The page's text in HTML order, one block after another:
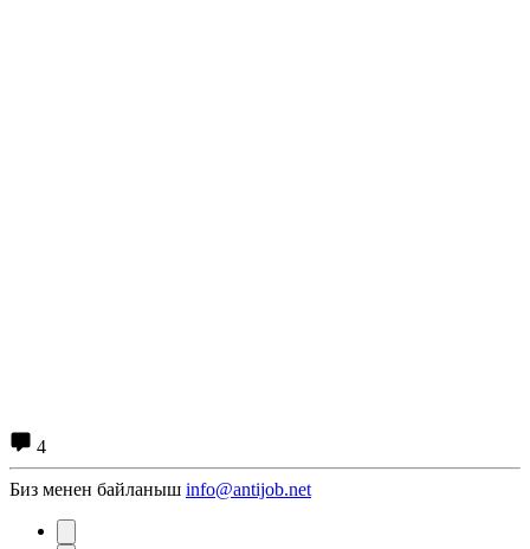
4
Биз менен байланыш info@antijob.net